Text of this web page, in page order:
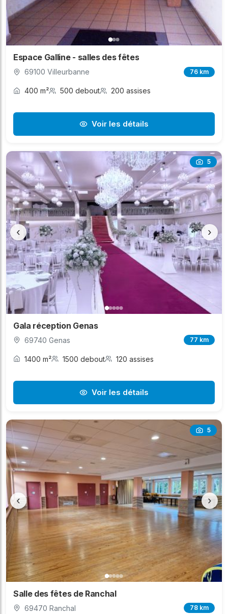
Espace Galline - salles des fêtes
69100 Villeurbanne 76 km
400 m² 500 debout 200 assises
Voir les détails
5
‹ ›
Gala réception Genas
69740 Genas 77 km
1400 m² 1500 debout 120 assises
Voir les détails
5
‹ ›
Salle des fêtes de Ranchal
69470 Ranchal 78 km